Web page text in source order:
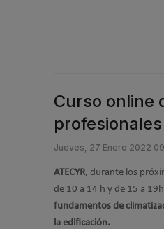
Curso online
Jueves, 27 Enero 2022
ATECYR, durante los
de 10 a 14 h y de 15 a
fundamentos de
la edificación.